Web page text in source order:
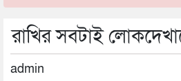
রাখির সবটাই
admin